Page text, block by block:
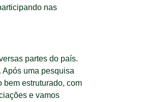
nas
partes do país.
Após uma pesquisa
bem estruturado, com
e vamos